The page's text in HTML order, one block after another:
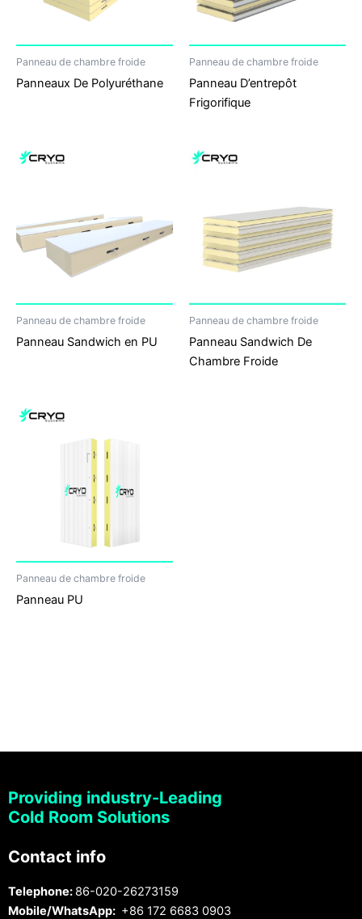
Panneau de chambre froide
Panneaux De Polyuréthane
Panneau de chambre froide
Panneau D’entrepôt
Frigorifique
Panneau de chambre froide
Panneau Sandwich en PU
Panneau de chambre froide
Panneau Sandwich De
Chambre Froide
Panneau de chambre froide
Panneau PU
Providing industry-Leading
Cold Room Solutions
Contact info
Telephone: 86-020-26273159
Mobile/WhatsApp: +86 172 6683 0903